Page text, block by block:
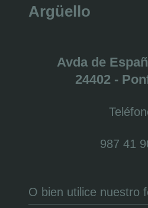
Argüello
Avda de
24402 -
987 41
O bien utilice nuestro